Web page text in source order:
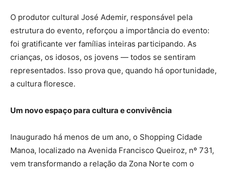
O produtor cultural José Ademir, responsável pela
estrutura do evento, reforçou a importância do evento:
foi gratificante ver famílias inteiras participando. As
crianças, os idosos, os jovens — todos se sentiram
representados. Isso prova que, quando há oportunidade,
a cultura floresce.
Um novo espaço para cultura e convivência
Inaugurado há menos de um ano, o Shopping Cidade
Manoa, localizado na Avenida Francisco Queiroz, nº 731,
vem transformando a relação da Zona Norte com o